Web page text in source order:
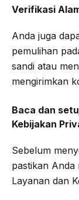
Verifikasi
Anda juga
pemulihan
sandi atau
mengirimkan
Baca dan
Kebijakan
Sebelum
pastikan Anda
Layanan dan